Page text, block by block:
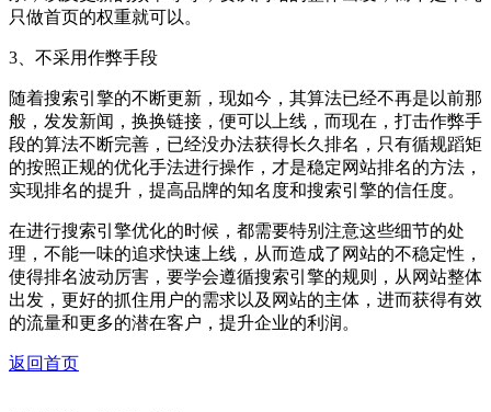
只做首页的权重就可以。
3、不采用作弊手段
随着搜索引擎的不断更新，现如今，其算法已经不再是以前那
般，发发新闻，换换链接，便可以上线，而现在，打击作弊手
段的算法不断完善，已经没办法获得长久排名，只有循规蹈矩
的按照正规的优化手法进行操作，才是稳定网站排名的方法，
实现排名的提升，提高品牌的知名度和搜索引擎的信任度。
在进行搜索引擎优化的时候，都需要特别注意这些细节的处
理，不能一味的追求快速上线，从而造成了网站的不稳定性，
使得排名波动厉害，要学会遵循搜索引擎的规则，从网站整体
出发，更好的抓住用户的需求以及网站的主体，进而获得有效
的流量和更多的潜在客户，提升企业的利润。
返回首页